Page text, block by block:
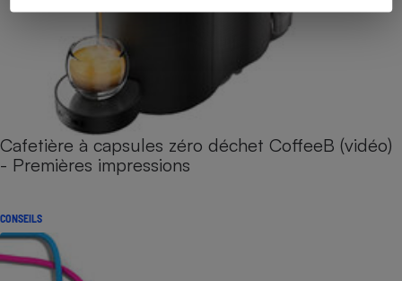
Cafetière à capsules zéro déchet CoffeeB (vidéo)
- Premières impressions
CONSEILS